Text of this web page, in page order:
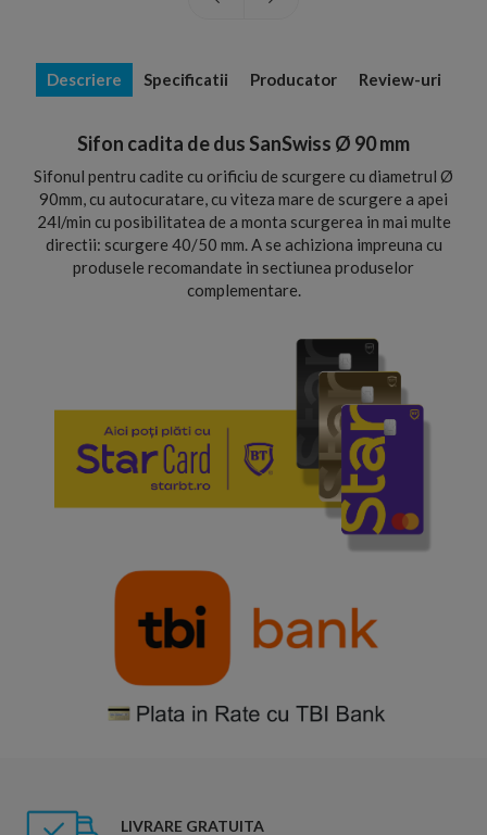
Descriere Specificatii Producator Review-uri
Sifon cadita de dus SanSwiss Ø 90 mm
Sifonul pentru cadite cu orificiu de scurgere cu diametrul Ø
90mm, cu autocuratare, cu viteza mare de scurgere a apei
24l/min cu posibilitatea de a monta scurgerea in mai multe
directii: scurgere 40/50 mm. A se achiziona impreuna cu
produsele recomandate in sectiunea produselor
complementare.
LIVRARE GRATUITA